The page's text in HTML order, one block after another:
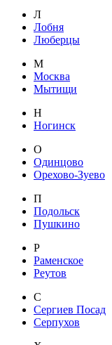
Л
Лобня
Люберцы
М
Москва
Мытищи
Н
Ногинск
О
Одинцово
Орехово-Зуево
П
Подольск
Пушкино
Р
Раменское
Реутов
С
Сергиев Посад
Серпухов